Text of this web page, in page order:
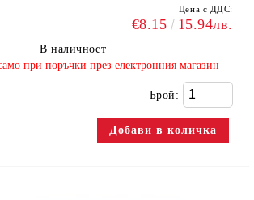
Цена с ДДС:
€8.15 15.94лв.
В наличност
при поръчки през електронния магазин
Брой: